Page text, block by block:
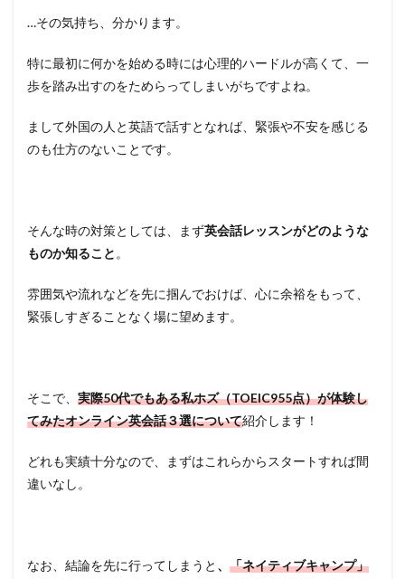
…その気持ち、分かります。
特に最初に何かを始める時には心理的ハードルが高くて、一
歩を踏み出すのをためらってしまいがちですよね。
まして外国の人と英語で話すとなれば、緊張や不安を感じる
のも仕方のないことです。
そんな時の対策としては、まず英会話レッスンがどのような
ものか知ること 。
雰囲気や流れなどを先に掴んでおけば、心に余裕をもって、
緊張しすぎることなく場に望めます。
そこで、 実際50代でもある私ホズ（TOEIC955点）が体験し
てみたオンライン英会話３選について紹介します！
どれも実績十分なので、まずはこれらからスタートすれば間
違いなし。
なお、結論を先に行ってしまうと 、 「ネイティブキャンプ」